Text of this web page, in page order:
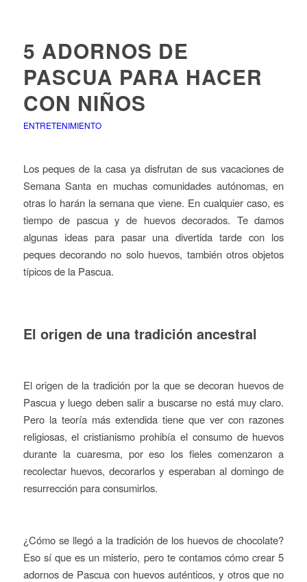
5 ADORNOS DE
PASCUA PARA HACER
CON NIÑOS
ENTRETENIMIENTO
Los peques de la casa ya disfrutan de sus vacaciones de
Semana Santa en muchas comunidades autónomas, en
otras lo harán la semana que viene. En cualquier caso, es
tiempo de pascua y de huevos decorados. Te damos
algunas ideas para pasar una divertida tarde con los
peques decorando no solo huevos, también otros objetos
típicos de la Pascua.
El origen de una tradición ancestral
El origen de la tradición por la que se decoran huevos de
Pascua y luego deben salir a buscarse no está muy claro.
Pero la teoría más extendida tiene que ver con razones
religiosas, el cristianismo prohibía el consumo de huevos
durante la cuaresma, por eso los fieles comenzaron a
recolectar huevos, decorarlos y esperaban al domingo de
resurrección para consumirlos.
¿Cómo se llegó a la tradición de los huevos de chocolate?
Eso sí que es un misterio, pero te contamos cómo crear 5
adornos de Pascua con huevos auténticos, y otros que no